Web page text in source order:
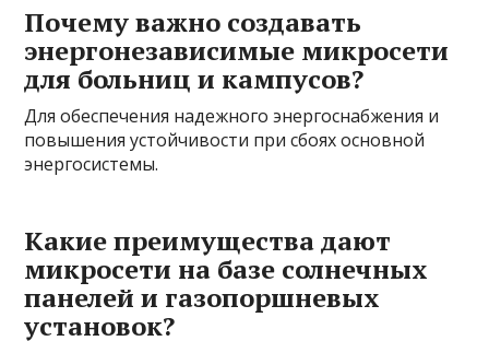
Почему важно создавать
энергонезависимые микросети
для больниц и кампусов?
Для обеспечения надежного энергоснабжения и
повышения устойчивости при сбоях основной
энергосистемы.
Какие преимущества дают
микросети на базе солнечных
панелей и газопоршневых
установок?